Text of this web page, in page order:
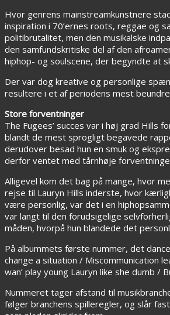
Hvor genrens mainstreamkunstnere
inspiration i 70’ernes roots, reggae og
politibrutalitet, men den musikalske
den samfundskritiske del af den
hiphop- og soulscene, der begyndte at
Der var dog kreative og personlige
resultere i et af periodens mest
Store forventninger
The Fugees’ succes var i høj grad
blandt de mest sprogligt begavede
derudover besad hun en smuk og
derfor ventet med tårnhøje
Alligevel kom det bag på mange, hvor
rejse til Lauryn Hills inderste, hvor
være personlig, var det i en
var langt til den forudsigelige
måden, hvorpå hun blandede det
På albummets første nummer, det
change a situation / Miscommunication
wan’ play young Lauryn like she dumb
Nummeret tager afstand til
følger branchens spilleregler, og slår